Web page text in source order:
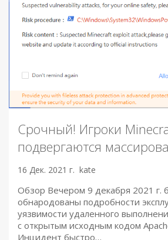
Срочный! Игроки
подвергаются
16 Дек. 2021 г. kate
Обзор Вечером 9 декабря 2021 г.
обнародованы подробности
уязвимости удаленного
с открытым исходным кодом
Инцидент быстро…